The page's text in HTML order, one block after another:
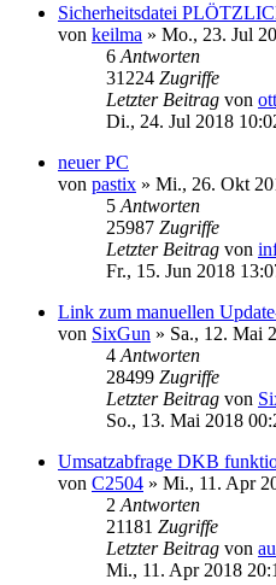
Sicherheitsdatei
von keilma » Mo., 23. Jul
6 Antworten
31224 Zugriffe
Letzter Beitrag von
Di., 24. Jul 2018
neuer PC
von pastix » Mi., 26. Okt
5 Antworten
25987 Zugriffe
Letzter Beitrag von
Fr., 15. Jun 2018
Link zum manuellen
von SixGun » Sa., 12. Mai
4 Antworten
28499 Zugriffe
Letzter Beitrag von
So., 13. Mai 2018
Umsatzabfrage DKB
von C2504 » Mi., 11. Apr
2 Antworten
21181 Zugriffe
Letzter Beitrag von
Mi., 11. Apr 2018